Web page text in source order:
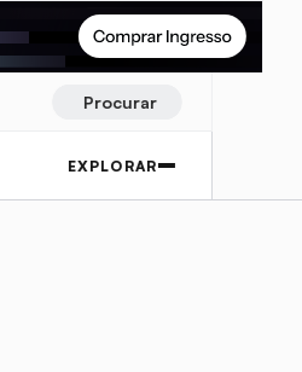
Procurar
EXPLORAR